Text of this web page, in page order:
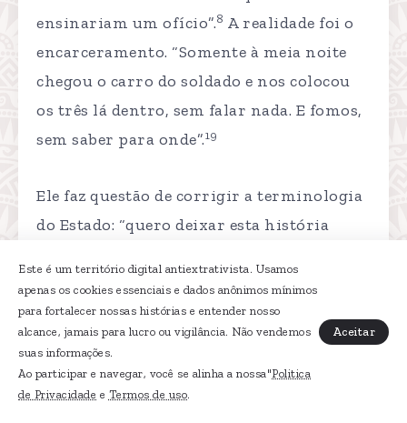
ensinariam um ofício”.8 A realidade foi o
encarceramento. “Somente à meia noite
chegou o carro do soldado e nos colocou
os três lá dentro, sem falar nada. E fomos,
sem saber para onde”.19
Ele faz questão de corrigir a terminologia
do Estado: “quero deixar esta história
Krenak”.
Ele enfatiza que sobreviveu a
um “presídio”, com “práticas desumanas”,
e que o local “nunca fora uma forma de
‘reformatório'”.
Este é um território digital antiextrativista. Usamos
apenas os cookies essenciais e dados anônimos mínimos
para fortalecer nossas histórias e entender nosso
alcance, jamais para lucro ou vigilância. Não vendemos
suas informações.
Ao participar e navegar, você se alinha a nossa"Politica
de Privacidade e Termos de uso.
Aceitar